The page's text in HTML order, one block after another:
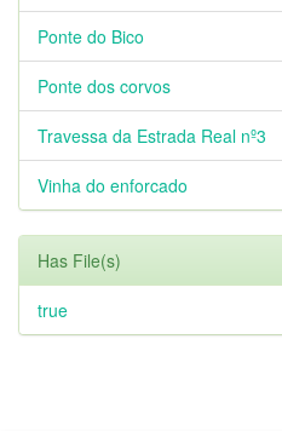
Ponte do Bico
Ponte dos corvos
Travessa da Estrada Real nº3
Vinha do enforcado
Has File(s)
true